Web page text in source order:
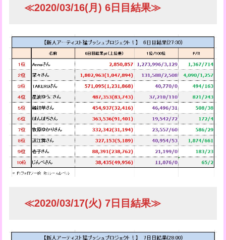
≪2020/03/16(月) 6日目結果≫
≪2020/03/17(火) 7日目結果≫